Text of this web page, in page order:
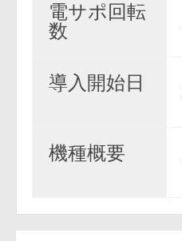
電サポ回転
数
導入開始日
機種概要